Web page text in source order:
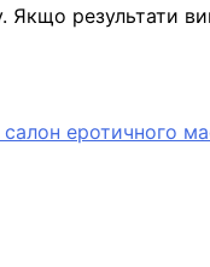
Якщо результати
еротичного